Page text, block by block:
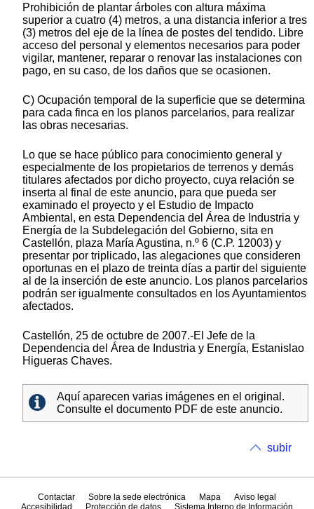
Prohibición de plantar árboles con altura máxima
superior a cuatro (4) metros, a una distancia inferior a tres
(3) metros del eje de la línea de postes del tendido. Libre
acceso del personal y elementos necesarios para poder
vigilar, mantener, reparar o renovar las instalaciones con
pago, en su caso, de los daños que se ocasionen.
C) Ocupación temporal de la superficie que se determina
para cada finca en los planos parcelarios, para realizar
las obras necesarias.
Lo que se hace público para conocimiento general y
especialmente de los propietarios de terrenos y demás
titulares afectados por dicho proyecto, cuya relación se
inserta al final de este anuncio, para que pueda ser
examinado el proyecto y el Estudio de Impacto
Ambiental, en esta Dependencia del Área de Industria y
Energía de la Subdelegación del Gobierno, sita en
Castellón, plaza María Agustina, n.º 6 (C.P. 12003) y
presentar por triplicado, las alegaciones que consideren
oportunas en el plazo de treinta días a partir del siguiente
al de la inserción de este anuncio. Los planos parcelarios
podrán ser igualmente consultados en los Ayuntamientos
afectados.
Castellón, 25 de octubre de 2007.-El Jefe de la
Dependencia del Área de Industria y Energía, Estanislao
Higueras Chaves.
Aquí aparecen varias imágenes en el original.
Consulte el documento PDF de este anuncio.
subir
Contactar Sobre la sede electrónica Mapa
Aviso legal